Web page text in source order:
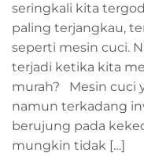
seringkali kita
paling terjangkau,
seperti mesin cuci.
terjadi ketika kita
murah? Mesin cuci
namun terkadang
berujung pada
mungkin tidak […]